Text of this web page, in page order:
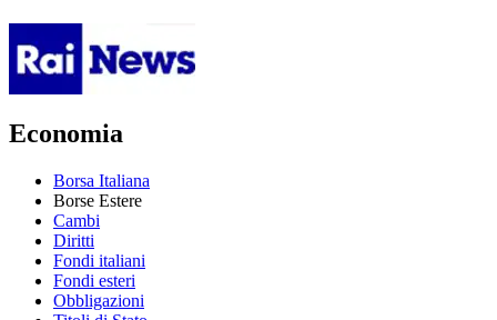
Economia
Borsa Italiana
Borse Estere
Cambi
Diritti
Fondi italiani
Fondi esteri
Obbligazioni